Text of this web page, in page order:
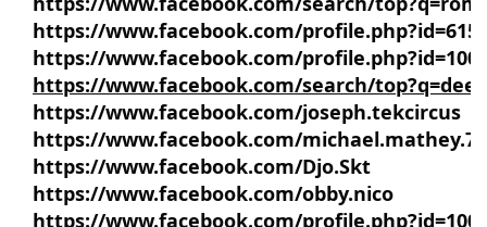
https://www.facebook.com/
https://www.facebook.com/
https://www.facebook.com/search/
https://www.facebook.com/joseph.tekcircus
https://www.facebook.com/michael.mathey.7
https://www.facebook.com/Djo.Skt
https://www.facebook.com/obby.nico
https://www.facebook.com/